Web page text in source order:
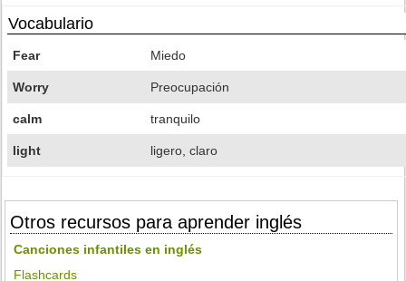
Vocabulario
Fear Miedo
Worry Preocupación
calm tranquilo
light ligero, claro
Otros recursos para aprender inglés
Canciones infantiles en inglés
Flashcards